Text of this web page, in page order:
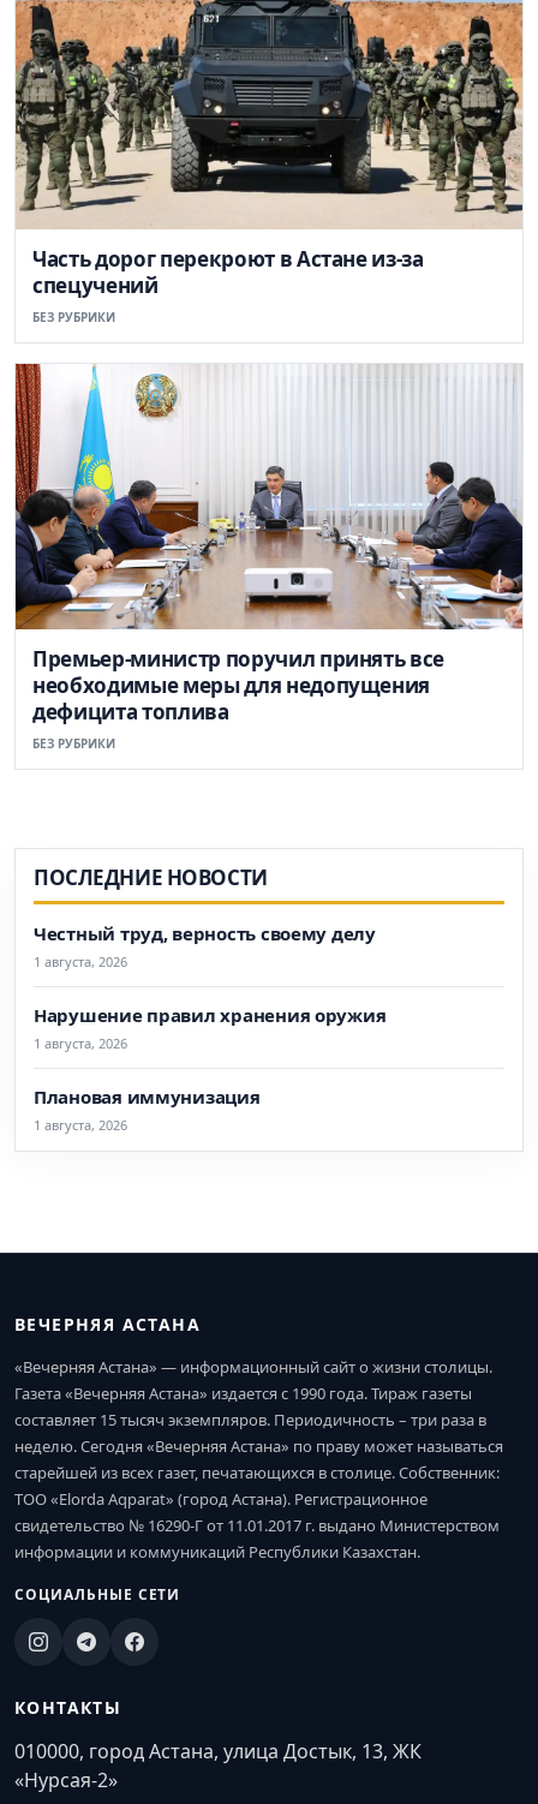
Часть дорог перекроют в Астане из-за
спецучений
БЕЗ РУБРИКИ
Премьер-министр поручил принять все
необходимые меры для недопущения
дефицита топлива
БЕЗ РУБРИКИ
ПОСЛЕДНИЕ НОВОСТИ
Честный труд, верность своему делу
1 августа, 2026
Нарушение правил хранения оружия
1 августа, 2026
Плановая иммунизация
1 августа, 2026
ВЕЧЕРНЯЯ АСТАНА
«Вечерняя Астана» — информационный сайт о жизни столицы.
Газета «Вечерняя Астана» издается с 1990 года. Тираж газеты
составляет 15 тысяч экземпляров. Периодичность – три раза в
неделю. Сегодня «Вечерняя Астана» по праву может называться
старейшей из всех газет, печатающихся в столице. Собственник:
ТОО «Elorda Aqparat» (город Астана). Регистрационное
свидетельство № 16290-Г от 11.01.2017 г. выдано Министерством
информации и коммуникаций Республики Казахстан.
СОЦИАЛЬНЫЕ СЕТИ
КОНТАКТЫ
010000, город Астана, улица Достык, 13, ЖК
«Нурсая-2»